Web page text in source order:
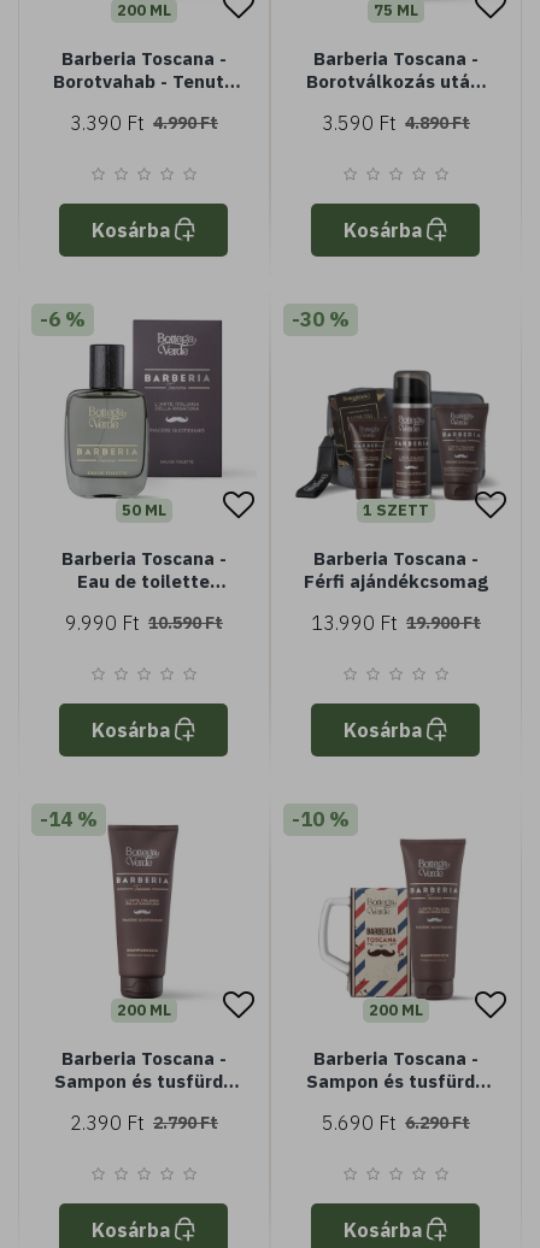
200 ML
Barberia Toscana -
Borotvahab - Tenuta
(200 ml) - érzékeny
3.390 Ft 4.990 Ft
Kosárba
75 ML
Barberia Toscana -
Borotválkozás utáni
3.590 Ft 4.890 Ft
Kosárba
-6 %
50 ML
Barberia Toscana -
Eau de toilette
9.990 Ft 10.590 Ft
Kosárba
-30 %
1 SZETT
Barberia Toscana -
Férfi ajándékcsomag
13.990 Ft 19.900 Ft
Kosárba
-14 %
200 ML
Barberia Toscana -
Sampon és tusfürdő
2.390 Ft 2.790 Ft
Kosárba
-10 %
200 ML
Barberia Toscana -
Sampon és tusfürdő
5.690 Ft 6.290 Ft
Kosárba